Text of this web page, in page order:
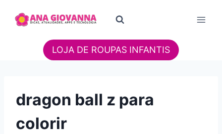
para
LOJA DE ROUPAS INFANTIS
dragon ball z para
colorir